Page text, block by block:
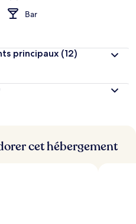
Bar
principaux (12)
cet hébergement